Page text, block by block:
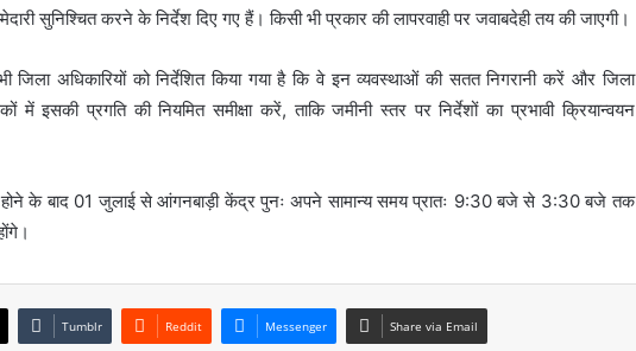
सुनिश्चित करने के निर्देश दिए गए हैं। किसी भी प्रकार की लापरवाही पर जवाबदेही तय की जाएगी।
जिला अधिकारियों को निर्देशित किया गया है कि वे इन व्यवस्थाओं की सतत निगरानी करें और जिला
में इसकी प्रगति की नियमित समीक्षा करें, ताकि जमीनी स्तर पर निर्देशों का प्रभावी क्रियान्वयन
होने के बाद 01 जुलाई से आंगनबाड़ी केंद्र पुनः अपने सामान्य समय प्रातः 9:30 बजे से 3:30 बजे तक
Tumblr Reddit Messenger Share via Email